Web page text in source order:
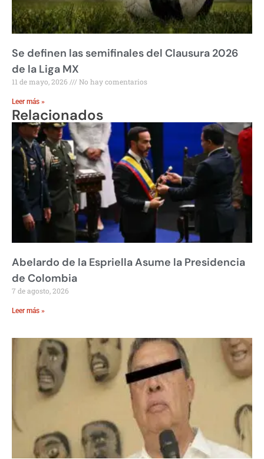
Se definen las semifinales del Clausura 2026
de la Liga MX
11 de mayo, 2026 No hay comentarios
Leer más »
Relacionados
Abelardo de la Espriella Asume la Presidencia
de Colombia
7 de agosto, 2026
Leer más »